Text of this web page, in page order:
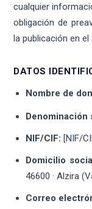
cualquier
obligación de
la publicación en
DATOS
Nombre de
Denominación
NIF/CIF: [NIF/
Domicilio
46600 · Alzira
Correo